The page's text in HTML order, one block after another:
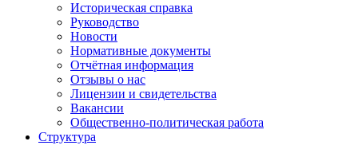
Историческая справка
Руководство
Новости
Нормативные документы
Отчётная информация
Отзывы о нас
Лицензии и свидетельства
Вакансии
Общественно-политическая работа
Структура